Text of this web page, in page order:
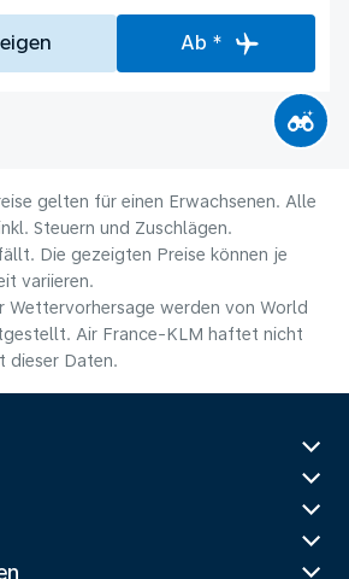
Ab *
gelten für einen Erwachsenen. Alle
Steuern und Zuschlägen.
Die gezeigten Preise können je
variieren.
Wettervorhersage werden von World
Air France-KLM haftet nicht
dieser Daten.